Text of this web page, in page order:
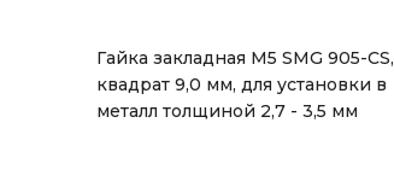
Гайка закладная М5 SMG 905-CS,
квадрат 9,0 мм, для установки в
металл толщиной 2,7 - 3,5 мм